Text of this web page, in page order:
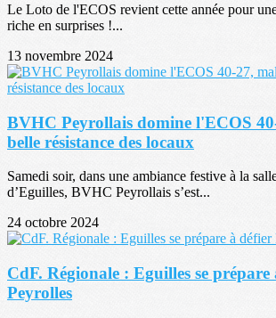
Le Loto de l'ECOS revient cette année pour
riche en surprises !...
13 novembre 2024
BVHC Peyrollais domine l'ECOS
belle résistance des locaux
Samedi soir, dans une ambiance festive à la
d’Eguilles, BVHC Peyrollais s’est...
24 octobre 2024
CdF. Régionale : Eguilles se prépare
Peyrolles